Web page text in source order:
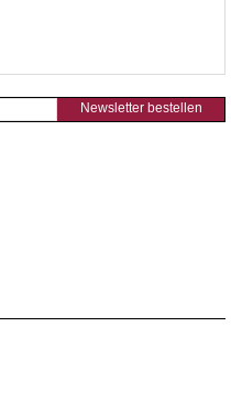
Newsletter bestellen